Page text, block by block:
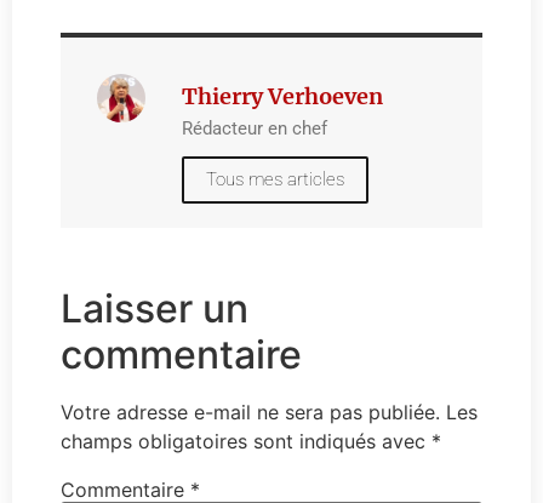
Thierry Verhoeven
Rédacteur en chef
Tous mes articles
Laisser un
commentaire
Votre adresse e-mail ne sera pas publiée. Les
champs obligatoires sont indiqués avec *
Commentaire *